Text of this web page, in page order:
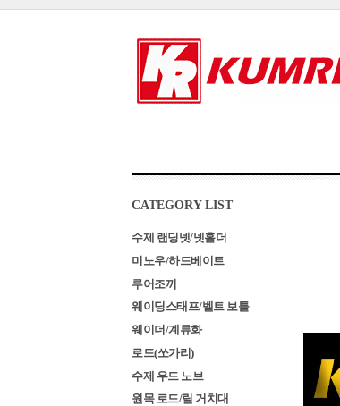
CATEGORY LIST
수제 랜딩넷/넷홀더
미노우/하드베이트
루어조끼
웨이딩스태프/벨트 보틀
웨이더/계류화
로드(쏘가리)
수제 우드 노브
원목 로드/릴 거치대